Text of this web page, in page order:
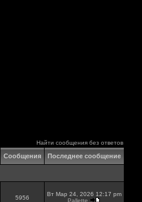
Найти сообщения без ответов
Сообщения Последнее сообщение
5956
Вт Мар 24, 2026 12:17 pm
Pallette